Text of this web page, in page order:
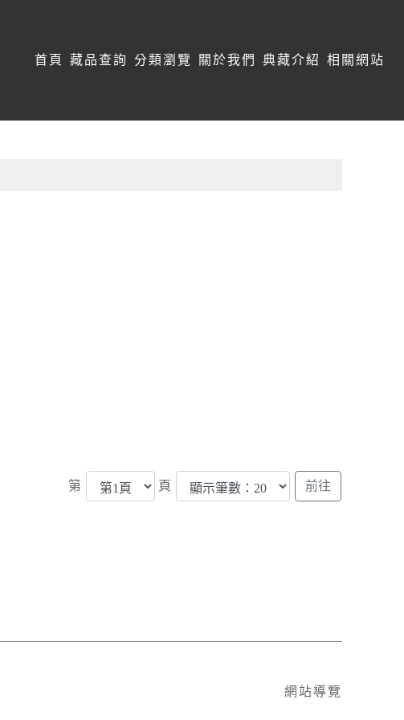
首頁 藏品查詢 分類瀏覽 關於我們 典藏介紹 相關網站
第 頁
網站導覽